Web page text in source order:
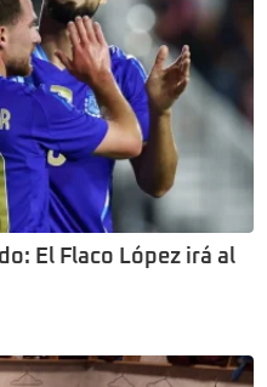
El Flaco López irá al